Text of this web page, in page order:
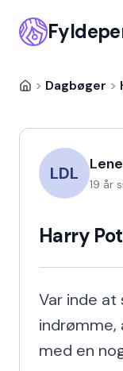
> Dagbøger >
LDL
19 år
Harry
Var inde at
med en